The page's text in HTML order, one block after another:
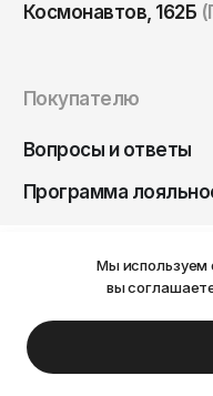
Космонавтов, 162Б
Покупателю
Вопросы и ответы
Программа
Обмен и возврат
Информация
Ваш город Пермь?
Мы используем
вы